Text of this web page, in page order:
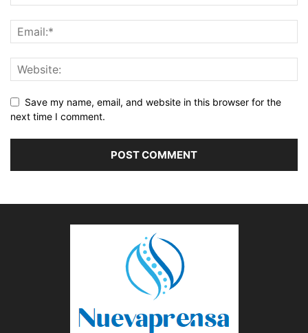
Save my name, email, and website in this browser for the
next time I comment.